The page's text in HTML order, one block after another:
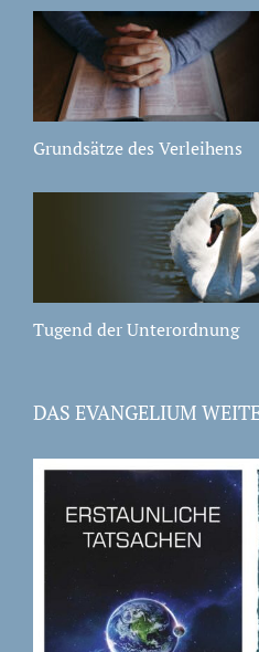
Grundsätze des Verleihens
Tugend der Unterordnung
DAS EVANGELIUM